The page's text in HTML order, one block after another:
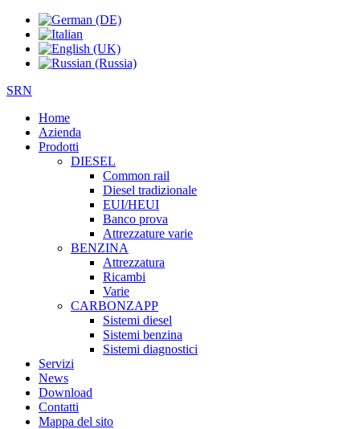
SRN
Home
Azienda
Prodotti
DIESEL
Common rail
Diesel tradizionale
EUI/HEUI
Banco prova
Attrezzature varie
BENZINA
Attrezzatura
Ricambi
Varie
CARBONZAPP
Sistemi diesel
Sistemi benzina
Sistemi diagnostici
Servizi
News
Download
Contatti
Mappa del sito